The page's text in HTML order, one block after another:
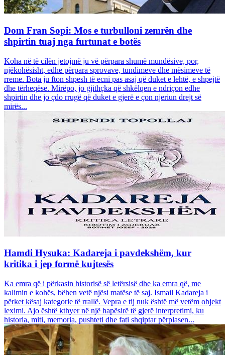
Dom Fran Sopi: Mos e turbulloni zemrën dhe
shpirtin tuaj nga furtunat e botës
Koha në të cilën jetojmë ju vë përpara shumë mundësive, por,
njëkohësisht, edhe përpara sprovave, tundimeve dhe mësimeve të
rreme. Bota ju fton shpesh të ecni pas asaj që duket e lehtë, e shpejtë
dhe tërheqëse. Mirëpo, jo gjithçka që shkëlqen e ndriçon edhe
shpirtin dhe jo çdo rrugë që duket e gjerë e çon njeriun drejt së
mirës...
Hamdi Hysuka: Kadareja i pavdekshëm, kur
kritika i jep formë kujtesës
Ka emra që i përkasin historisë së letërsisë dhe ka emra që, me
kalimin e kohës, bëhen vetë njësi matëse të saj. Ismail Kadareja i
përket kësaj kategorie të rrallë. Vepra e tij nuk është më vetëm objekt
leximi. Ajo është kthyer në një hapësirë të gjerë interpretimi, ku
historia, miti, memoria, pushteti dhe fati shqiptar përplasen...